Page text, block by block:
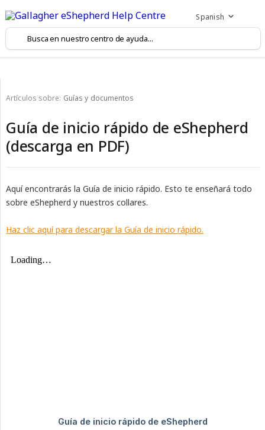
Spanish
Artículos sobre: Guías y documentos
Guía de inicio rápido de eShepherd
(descarga en PDF)
Aquí encontrarás la Guía de inicio rápido. Esto te enseñará todo
sobre eShepherd y nuestros collares.
Haz clic aquí para descargar la Guía de inicio rápido.